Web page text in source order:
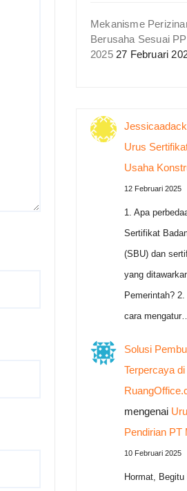
Mekanisme
Berusaha Sesuai
2025 27 Februari
Jessicaadack
Urus
Usaha
12 Februari 2025
1. Apa
Sertifikat
(SBU) dan
yang
Pemerintah?
cara mengatur…
Solusi
Terpercaya di
mengenai
Pendirian PT
10 Februari 2025
Hormat, Begitu